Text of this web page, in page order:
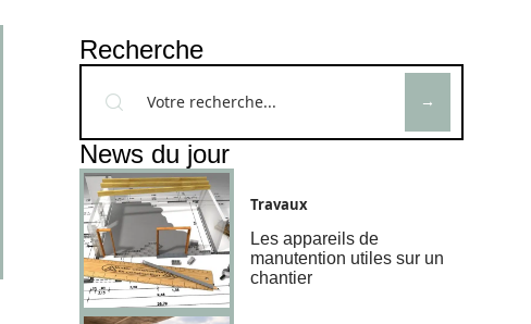
Recherche
News du jour
Travaux
Les appareils de
manutention utiles sur un
chantier